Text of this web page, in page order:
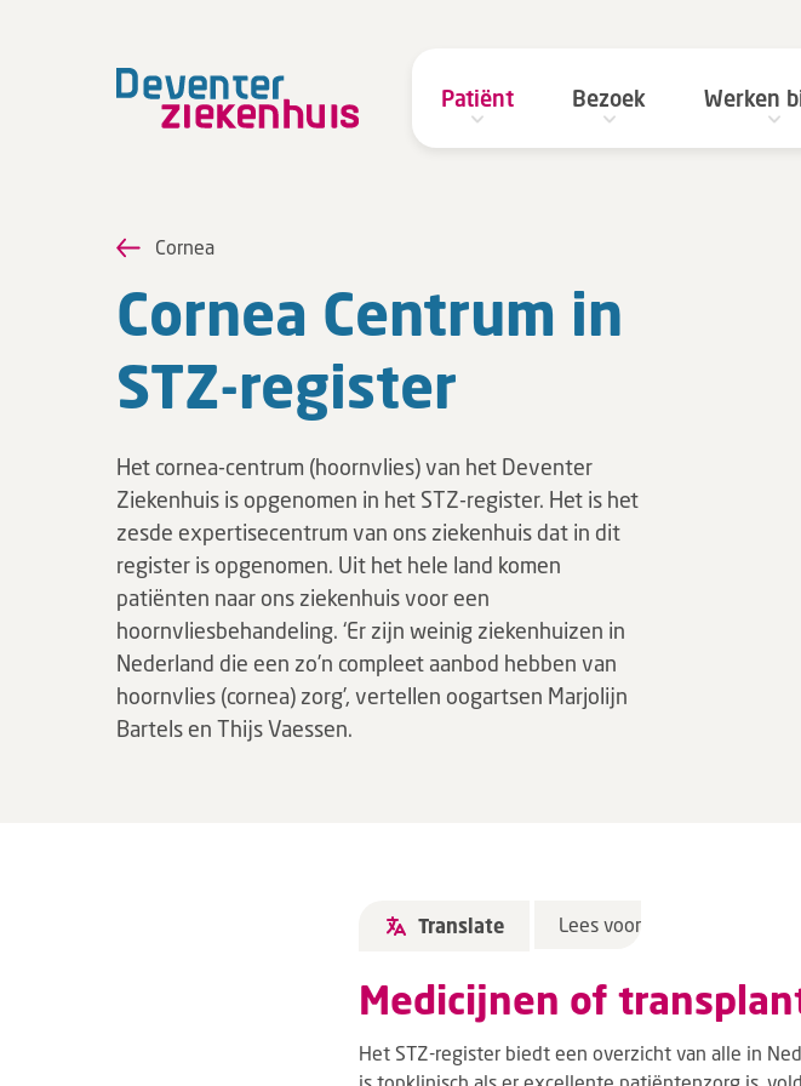
Patiënt Bezoek Werken
Cornea
Cornea Centrum in
STZ-re­gis­ter
Het cornea-centrum (hoornvlies) van het Deventer
Ziekenhuis is opgenomen in het STZ-register. Het is het
zesde expertisecentrum van ons ziekenhuis dat in dit
register is opgenomen. Uit het hele land komen
patiënten naar ons ziekenhuis voor een
hoornvliesbehandeling. ‘Er zijn weinig ziekenhuizen in
Nederland die een zo’n compleet aanbod hebben van
hoornvlies (cornea) zorg’, vertellen oogartsen Marjolijn
Bartels en Thijs Vaessen.
Translate Lees voor
Medicijnen of
Het STZ-register biedt een overzicht van alle in